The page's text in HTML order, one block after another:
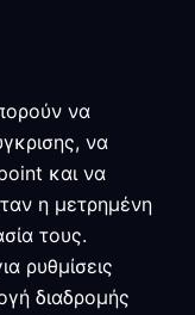
να
να
και να
η μετρημένη
τους.
ρυθμίσεις
διαδρομής